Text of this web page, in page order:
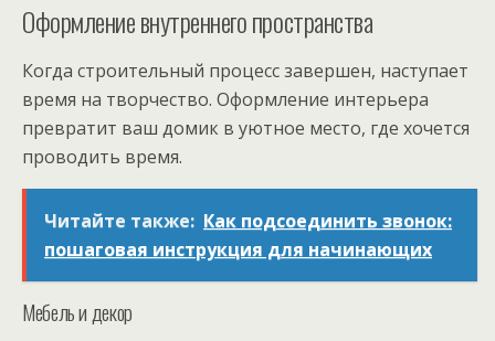
Оформление внутреннего пространства
Когда строительный процесс завершен, наступает
время на творчество. Оформление интерьера
превратит ваш домик в уютное место, где хочется
проводить время.
Читайте также: Как подсоединить звонок:
пошаговая инструкция для начинающих
Мебель и декор